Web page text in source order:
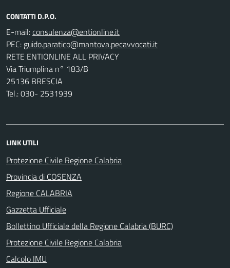
CONTATTI D.P.O.
E-mail:
PEC:
RETE ENTIONLINE ALL PRIVACY
Via Triumplina n° 183/B
25136 BRESCIA
Tel.: 030- 2531939
LINK UTILI
Protezione Civile Regione Calabria
Provincia di COSENZA
Regione CALABRIA
Gazzetta Ufficiale
Bollettino Ufficiale della Regione Calabria (BURC)
Protezione Civile Regione Calabria
Calcolo IMU